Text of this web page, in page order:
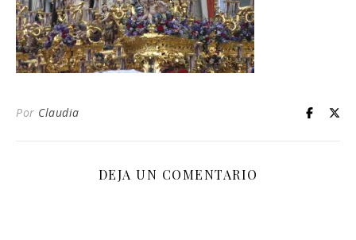
Por Claudia
DEJA UN COMENTARIO